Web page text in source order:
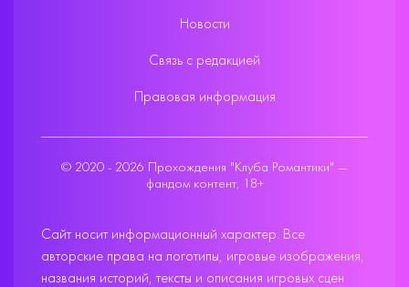
Новости
Связь с редакцией
Правовая информация
© 2020 - 2026 Прохождения "Клуба Романтики" —
фандом контент, 18+
Сайт носит информационный характер. Все
авторские права на логотипы, игровые изображения,
названия историй, тексты и описания игровых сцен